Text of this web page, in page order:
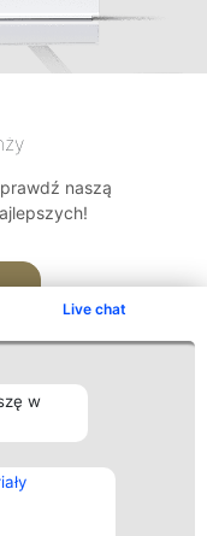
Live chat
w
naszą
Kontakt
Kontakt